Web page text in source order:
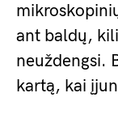
ant baldų,
neuždengsi.
kartą, kai